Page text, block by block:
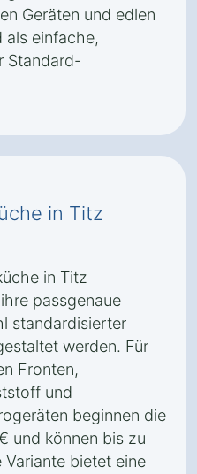
Geräten und edlen
als einfache,
Standard-
in Titz
in Titz
passgenaue
standardisierter
werden. Für
Fronten,
und
beginnen die
und können bis zu
Variante bietet eine